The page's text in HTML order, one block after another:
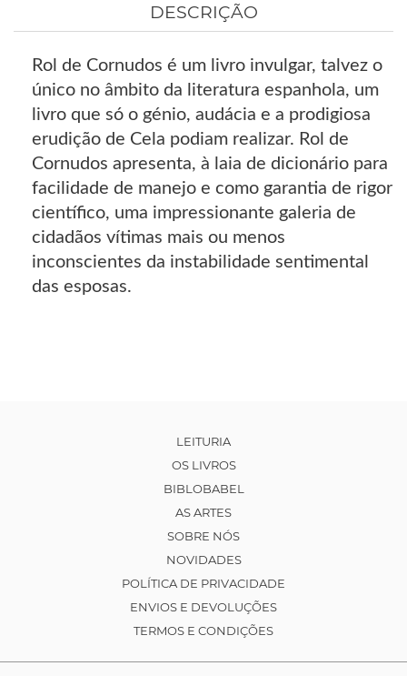
DESCRIÇÃO
Rol de Cornudos é um livro invulgar, talvez o
único no âmbito da literatura espanhola, um
livro que só o génio, audácia e a prodigiosa
erudição de Cela podiam realizar. Rol de
Cornudos apresenta, à laia de dicionário para
facilidade de manejo e como garantia de rigor
científico, uma impressionante galeria de
cidadãos vítimas mais ou menos
inconscientes da instabilidade sentimental
das esposas.
LEITURIA
OS LIVROS
BIBLOBABEL
AS ARTES
SOBRE NÓS
NOVIDADES
POLÍTICA DE PRIVACIDADE
ENVIOS E DEVOLUÇÕES
TERMOS E CONDIÇÕES